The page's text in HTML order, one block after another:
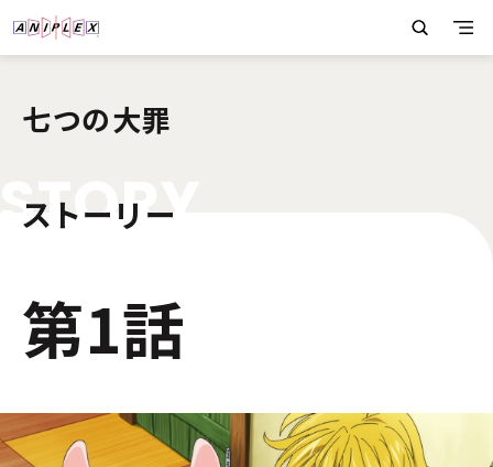
七つの大罪
STORY
ストーリー
第1話